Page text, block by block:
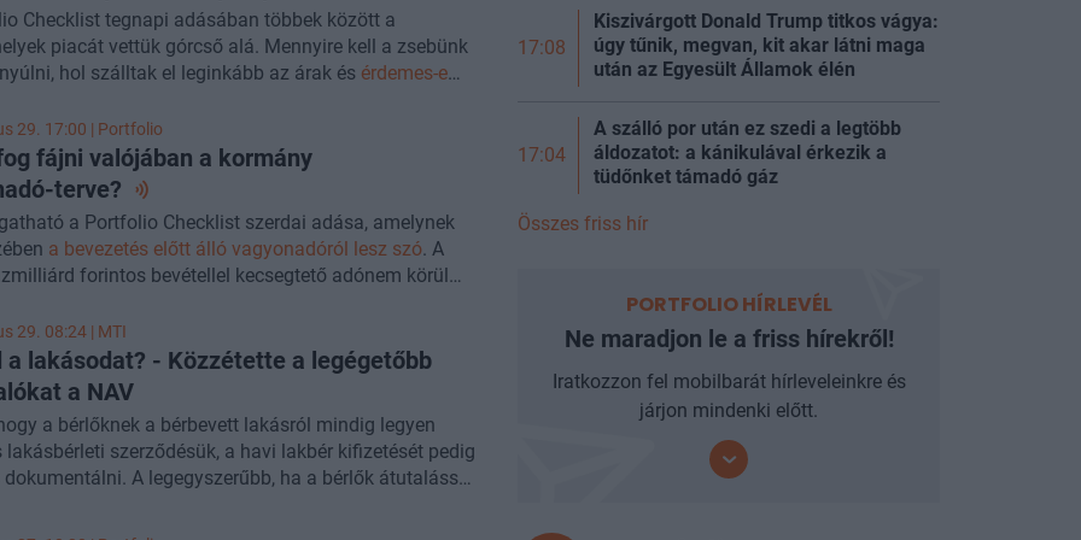
Checklist tegnapi adásában többek között a
piacát vettük górcső alá. Mennyire kell a zsebünk
hol szálltak el leginkább az árak és érdemes-e
Zenga elemzési vezetőjével beszélgettünk − a
13:51-nél indul −, a legaktuálisabb ingatlanpiaci
pedig a szeptember 22-i
Property Investment Forumon
amelyre már kaphatók jegyek.
részébena bevezetés előtt álló vagyonadóról volt
százmilliárd forintos bevétellel kecsegtető adónem
az előzetes tervekről és a megvalósíthatóság
korlátairól.Csiki Gergelyt, a Portfolio lapigazgatóját
a témában.
29. 17:00 | Portfolio
fájni valójában a kormány
terve?
a Portfolio Checklist szerdai adása, amelynek
a bevezetés előtt álló vagyonadóról lesz szó. A
forintos bevétellel kecsegtető adónem körül
tervekről és a megvalósíthatóság esetleges
Csiki Gergelyt, a Portfolio lapigazgatóját kérdeztük a
részében a parkolóhelyek piacát vesszük
Mennyire kell a zsebünk mélyére nyúlni, hol szálltak
az árak és érdemes-e még befektetésként gondolni
29. 08:24 | MTI
a lakásodat? - Közzétette a legégetőbb
a NAV
a bérlőknek a bérbevett lakásról mindig legyen
lakásbérleti szerződésük, a havi lakbér kifizetését pedig
dokumentálni. A legegyszerűbb, ha a bérlők átutalással
17:08
Kiszivárgott Donald Trump titkos vágya:
úgy tűnik, megvan, kit akar látni maga
után az Egyesült Államok élén
17:04
A szálló por után ez szedi a legtöbb
áldozatot: a kánikulával érkezik a
tüdőnket támadó gáz
Összes friss hír
PORTFOLIO HÍRLEVÉL
Ne maradjon le a friss hírekről!
Iratkozzon fel mobilbarát hírleveleinkre és
járjon mindenki előtt.